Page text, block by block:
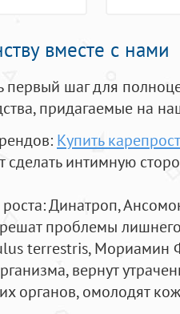
вместе с нами
первый шаг для
придагаемые на
Купить
сделать интимную
: Динатроп,
проблемы
terrestris, Мориамин
вернут
органов, омолодят